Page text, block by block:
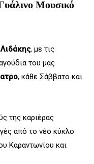
Μουσικό
, με τις
του μας
, κάθε Σάββατο και
της καριέρας
από το νέο κύκλο
Καραντωνίου και